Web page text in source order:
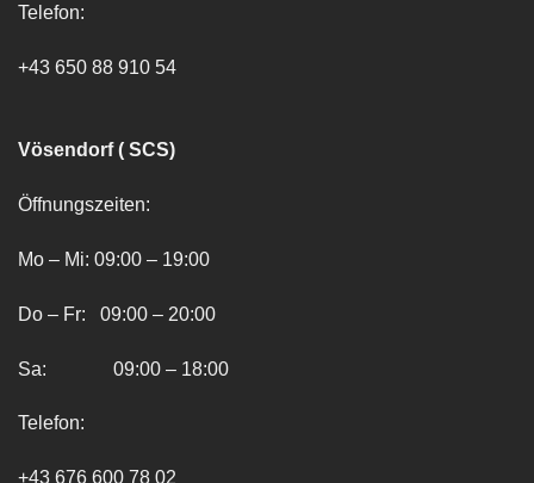
Telefon:
+43 650 88 910 54
Vösendorf ( SCS)
Öffnungszeiten:
Mo – Mi: 09:00 – 19:00
Do – Fr: 09:00 – 20:00
Sa: 09:00 – 18:00
Telefon:
+43 676 600 78 02